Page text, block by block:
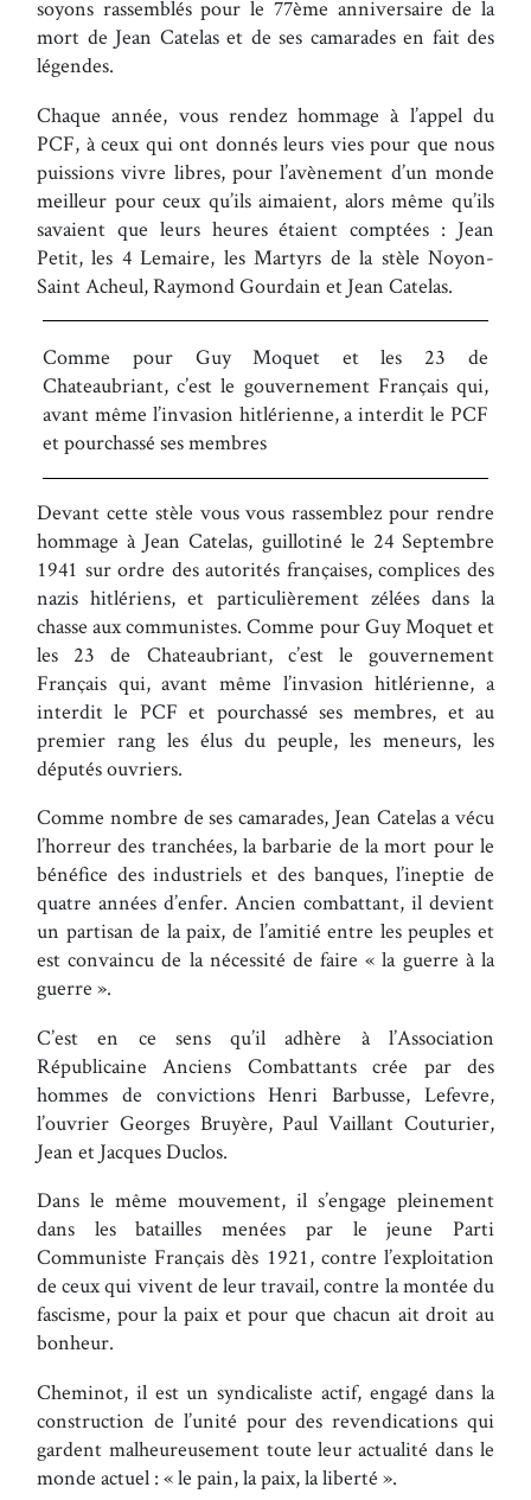
soyons rassemblés pour le 77ème anniversaire de la
mort de Jean Catelas et de ses camarades en fait des
légendes.
Chaque année, vous rendez hommage à l’appel du
PCF, à ceux qui ont donnés leurs vies pour que nous
puissions vivre libres, pour l’avènement d’un monde
meilleur pour ceux qu’ils aimaient, alors même qu’ils
savaient que leurs heures étaient comptées : Jean
Petit, les 4 Lemaire, les Martyrs de la stèle Noyon-
Saint Acheul, Raymond Gourdain et Jean Catelas.
Comme pour Guy Moquet et les 23 de
Chateaubriant, c’est le gouvernement Français qui,
avant même l’invasion hitlérienne, a interdit le PCF
et pourchassé ses membres
Devant cette stèle vous vous rassemblez pour rendre
hommage à Jean Catelas, guillotiné le 24 Septembre
1941 sur ordre des autorités françaises, complices des
nazis hitlériens, et particulièrement zélées dans la
chasse aux communistes. Comme pour Guy Moquet et
les 23 de Chateaubriant, c’est le gouvernement
Français qui, avant même l’invasion hitlérienne, a
interdit le PCF et pourchassé ses membres, et au
premier rang les élus du peuple, les meneurs, les
députés ouvriers.
Comme nombre de ses camarades, Jean Catelas a vécu
l’horreur des tranchées, la barbarie de la mort pour le
bénéfice des industriels et des banques, l’ineptie de
quatre années d’enfer. Ancien combattant, il devient
un partisan de la paix, de l’amitié entre les peuples et
est convaincu de la nécessité de faire « la guerre à la
guerre ».
C’est en ce sens qu’il adhère à l’Association
Républicaine Anciens Combattants crée par des
hommes de convictions Henri Barbusse, Lefevre,
l’ouvrier Georges Bruyère, Paul Vaillant Couturier,
Jean et Jacques Duclos.
Dans le même mouvement, il s’engage pleinement
dans les batailles menées par le jeune Parti
Communiste Français dès 1921, contre l’exploitation
de ceux qui vivent de leur travail, contre la montée du
fascisme, pour la paix et pour que chacun ait droit au
bonheur.
Cheminot, il est un syndicaliste actif, engagé dans la
construction de l’unité pour des revendications qui
gardent malheureusement toute leur actualité dans le
monde actuel : « le pain, la paix, la liberté ».